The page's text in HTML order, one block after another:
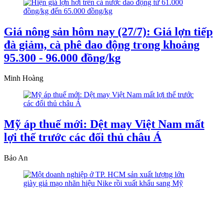
Giá nông sản hôm nay (27/7): Giá lợn tiếp
đà giảm, cà phê dao động trong khoảng
95.300 - 96.000 đồng/kg
Minh Hoàng
Mỹ áp thuế mới: Dệt may Việt Nam mất
lợi thế trước các đối thủ châu Á
Bảo An